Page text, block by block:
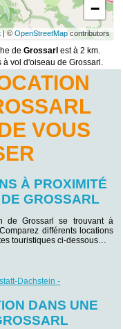
−
| © OpenStreetMapcontributors
deGrossarl est à 2 km.
vol d'oiseau de Grossarl.
VOUS
À PROXIMITÉ
GROSSARL
de Grossarl se trouvant à
différents locations
touristiques ci-dessous…
Dachstein -
DANS UNE